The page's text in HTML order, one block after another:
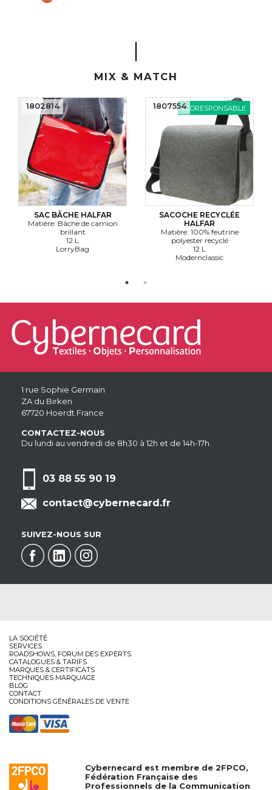
MIX & MATCH
SAC BÂCHE HALFAR
Matière: Bâche de camion
brillant
12 L
LorryBag
1802814 ÉCORESPONSABLE
SACOCHE RECYCLÉE
HALFAR
Matière: 100% feutrine
polyester recyclé
12 L
Modernclassic
1807554
1 rue Sophie Germain
ZA du Birken
67720 Hoerdt France
CONTACTEZ-NOUS
Du lundi au vendredi de 8h30 à 12h et de 14h-17h.
03 88 55 90 19
contact@cybernecard.fr
SUIVEZ-NOUS SUR
LA SOCIÉTÉ
SERVICES
ROADSHOWS, FORUM DES EXPERTS
CATALOGUES & TARIFS
MARQUES & CERTIFICATS
TECHNIQUES MARQUAGE
BLOG
CONTACT
CONDITIONS GÉNÉRALES DE VENTE
Cybernecard est membre de2FPCO,
Fédération Française des
Professionnels de la Communication